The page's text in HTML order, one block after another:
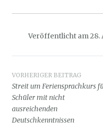
Veröffentlicht am28.
VORHERIGER BEITRAG
Streit um Feriensprachkurs
Schüler mit nicht
ausreichenden
Deutschkenntnissen